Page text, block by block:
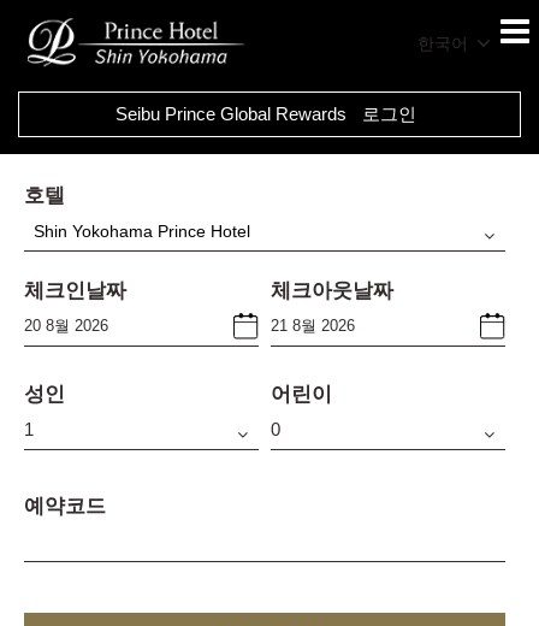
한국어
Seibu Prince Global Rewards 로그인
호텔
Shin Yokohama Prince Hotel
체크인날짜 체크아웃날짜
성인 어린이
예약코드